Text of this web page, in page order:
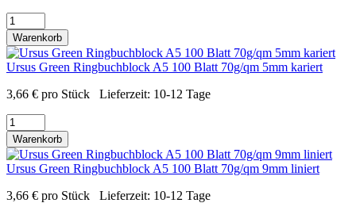
Warenkorb
Ursus Green Ringbuchblock A5 100 Blatt 70g/qm 5mm kariert
3,66 € pro Stück Lieferzeit: 10-12 Tage
Warenkorb
Ursus Green Ringbuchblock A5 100 Blatt 70g/qm 9mm liniert
3,66 € pro Stück Lieferzeit: 10-12 Tage